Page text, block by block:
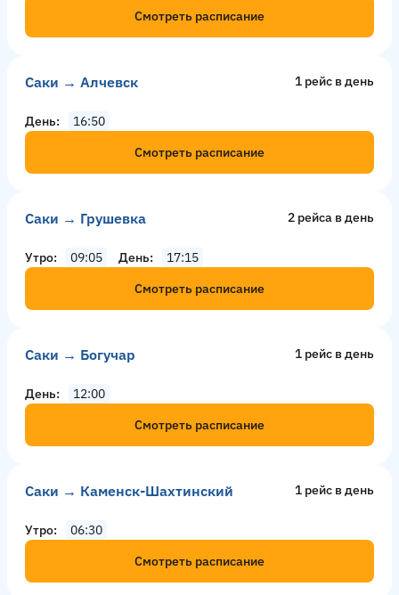
Смотреть расписание
Саки → Алчевск 1 рейс в день
День
16:50
Смотреть расписание
Саки → Грушевка 2 рейсa в день
Утро 09:05 День
17:15
Смотреть расписание
Саки → Богучар 1 рейс в день
День
12:00
Смотреть расписание
Саки → Каменск-Шахтинский 1 рейс в день
Утро
06:30
Смотреть расписание